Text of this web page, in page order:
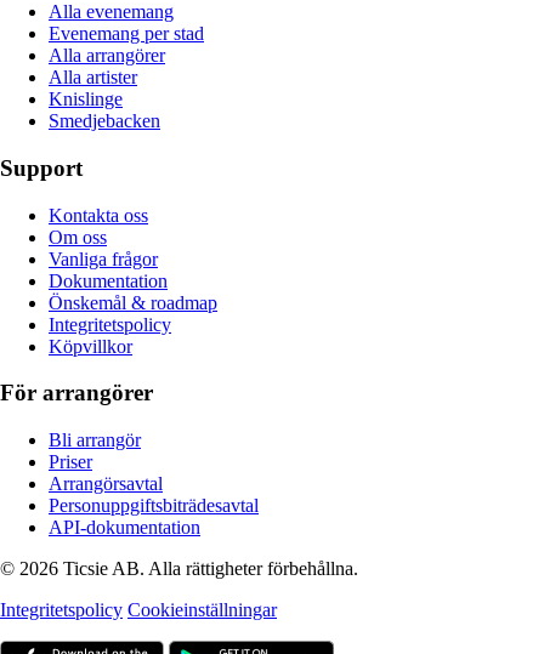
Alla evenemang
Evenemang per stad
Alla arrangörer
Alla artister
Knislinge
Smedjebacken
Support
Kontakta oss
Om oss
Vanliga frågor
Dokumentation
Önskemål & roadmap
Integritetspolicy
Köpvillkor
För arrangörer
Bli arrangör
Priser
Arrangörsavtal
Personuppgiftsbiträdesavtal
API-dokumentation
© 2026 Ticsie AB. Alla rättigheter förbehållna.
Integritetspolicy Cookieinställningar